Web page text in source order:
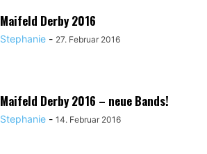
Maifeld Derby 2016
Stephanie - 27. Februar 2016
Maifeld Derby 2016 – neue Bands!
Stephanie - 14. Februar 2016